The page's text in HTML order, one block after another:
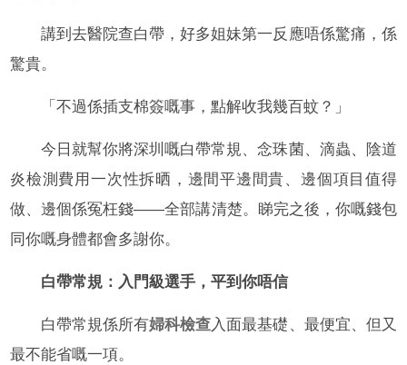
講到去醫院查白帶，好多姐妹第一反應唔係驚痛，係
驚貴。
「不過係插支棉簽嘅事，點解收我幾百蚊？」
今日就幫你將深圳嘅白帶常規、念珠菌、滴蟲、陰道
炎檢測費用一次性拆晒，邊間平邊間貴、邊個項目值得
做、邊個係冤枉錢——全部講清楚。睇完之後，你嘅錢包
同你嘅身體都會多謝你。
白帶常規：入門級選手，平到你唔信
白帶常規係所有婦科檢查入面最基礎、最便宜、但又
最不能省嘅一項。